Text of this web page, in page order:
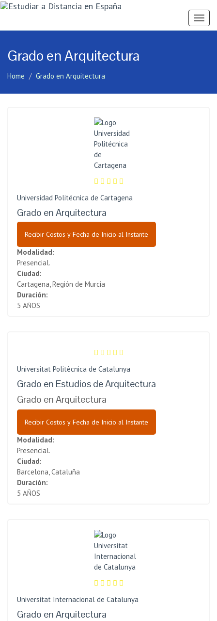
Ver
Menú
Grado en Arquitectura
Home Grado en Arquitectura
Universidad Politécnica de Cartagena
Grado en Arquitectura
Recibir Costos y Fecha de Inicio al Instante
Modalidad:
Presencial.
Ciudad:
Cartagena, Región de Murcia
Duración:
5 AÑOS
Universitat Politècnica de Catalunya
Grado en Estudios de Arquitectura
Grado en Arquitectura
Recibir Costos y Fecha de Inicio al Instante
Modalidad:
Presencial.
Ciudad:
Barcelona, Cataluña
Duración:
5 AÑOS
Universitat Internacional de Catalunya
Grado en Arquitectura